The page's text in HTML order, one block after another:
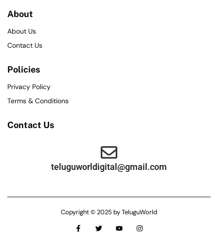
About
About Us
Contact Us
Policies
Privacy Policy
Terms & Conditions
Contact Us
teluguworldigital@gmail.com
Copyright © 2025 by TeluguWorld